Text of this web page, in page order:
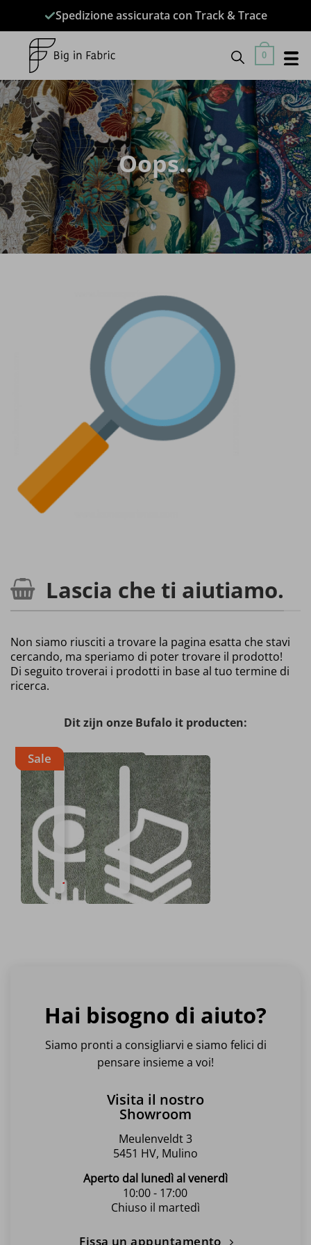
contenuti
Spedizione assicurata con Track & Trace
0
Oops..
Lascia che ti aiutiamo.
Non siamo riusciti a trovare la pagina esatta che stavi
cercando, ma speriamo di poter trovare il prodotto!
Di seguito troverai i prodotti in base al tuo termine di
ricerca.
Dit zijn onze Bufalo it producten:
Sale
Búfalo
- Por
metro
Disponibile
23
varianti
Larghezza
1.38m
Alta
qualità
€44.95
Il prezzo originale era: €44.95.
€39. 95
Il prezzo attuale è: €39.95.
Per metro
possono
essere
scelte
Bufalo -
Per pezzo
(50x70cm)
Disponibile
in
23
varianti
Alta
qualità
Prezzi
sempre
competitivi
€14.95 Al pezzo
possono
essere
scelte
pagina
prodotto
Hai bisogno di aiuto?
Siamo pronti a consigliarvi e siamo felici di
pensare insieme a voi!
Visita il nostro
Showroom
Meulenveldt 3
5451 HV, Mulino
Aperto dal lunedì al venerdì
10:00 - 17:00
Chiuso il martedì
Fissa un appuntamento